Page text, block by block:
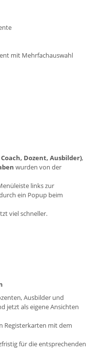
mit Mehrfachauswahl
Dozent, Ausbilder),
wurden von der
links zur
ein Popup beim
viel schneller.
Ausbilder und
jetzt als eigene Ansichten
Registerkarten mit dem
für die entsprechenden